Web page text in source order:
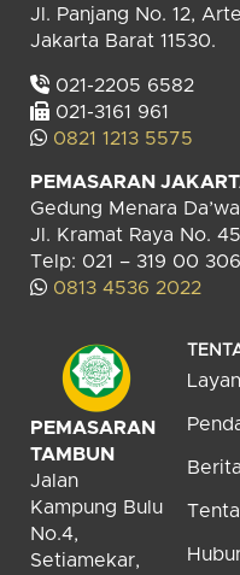
Jl. Panjang No. 12,
Jakarta Barat 11530.
021-2205 6582
021-3161 961
0821 1213 5575
PEMASARAN
Gedung Menara
Jl. Kramat Raya No.
Telp: 021 – 319 00
0813 4536 2022
PEMASARAN
TAMBUN
Jalan
Kampung Bulu
No.4,
Setiamekar,
Berita